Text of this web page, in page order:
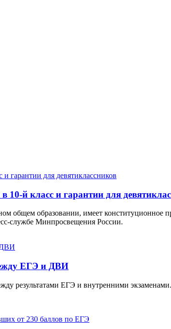
й класс и гарантии для
общем образовании, имеет конституционное
службе Минпросвещения России.
ЕГЭ и ДВИ
результатами ЕГЭ и внутренними